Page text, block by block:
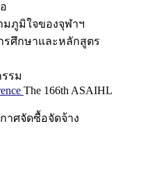
มภูมิใจของจุฬาฯ
รศึกษาและหลักสูตร
รม
The 166th ASAIHL
าศจัดซื้อจัดจ้าง